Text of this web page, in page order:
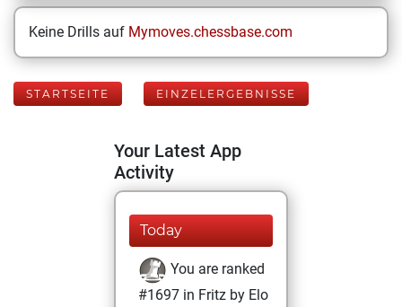
Keine Drills auf Mymoves.chessbase.com
STARTSEITE EINZELERGEBNISSE
Your Latest App
Activity
Today
You are ranked
#1697 in Fritz by Elo